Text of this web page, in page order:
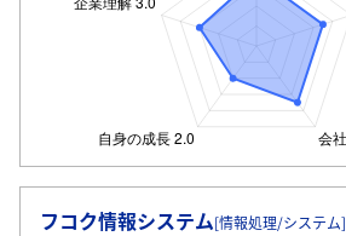
フコク情報システム[情報処理/システム]